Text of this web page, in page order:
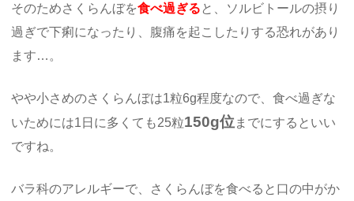
そのためさくらんぼを食べ過ぎる と、ソルビトールの摂り
過ぎで下痢になったり、腹痛を起こしたりする恐れがあり
ます…。
やや小さめのさくらんぼは1粒6g程度なので、食べ過ぎな
いためには1日に多くても25粒150g位 までにするといい
ですね。
バラ科のアレルギーで、さくらんぼを食べると口の中がか